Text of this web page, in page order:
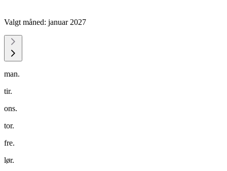
Valgt måned: januar 2027
man.
tir.
ons.
tor.
fre.
lør.